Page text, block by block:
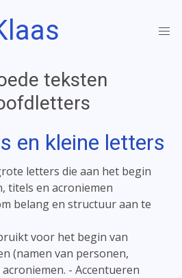
teksten
en kleine letters
letters die aan het begin
titels en acroniemen
belang en structuur aan te
voor het begin van
(namen van personen,
- Accentueren